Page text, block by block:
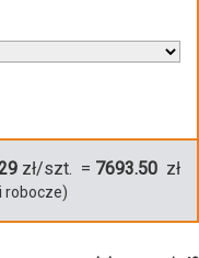
zł/szt. = 7693.50 zł
robocze)